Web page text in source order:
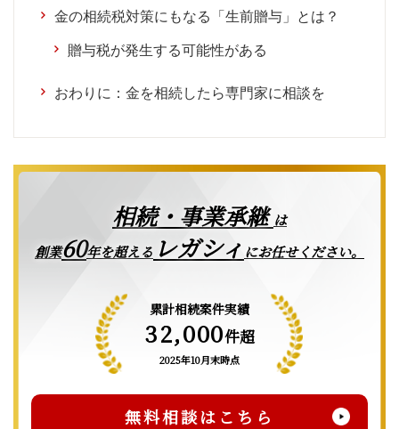
金の相続税対策にもなる「生前贈与」とは？
贈与税が発生する可能性がある
おわりに：金を相続したら専門家に相談を
相続・事業承継は
創業60年を超える レガシィ にお任せください。
累計相続案件実績
32,000件超
2025年10月末時点
無料相談はこちら